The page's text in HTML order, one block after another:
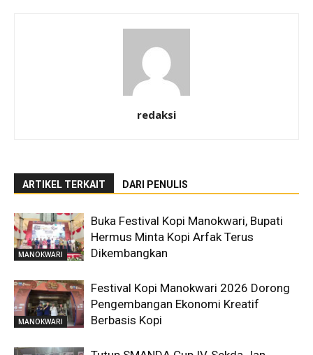
redaksi
ARTIKEL TERKAIT DARI PENULIS
MANOKWARI
Buka Festival Kopi Manokwari, Bupati
Hermus Minta Kopi Arfak Terus
Dikembangkan
MANOKWARI
Festival Kopi Manokwari 2026 Dorong
Pengembangan Ekonomi Kreatif
Berbasis Kopi